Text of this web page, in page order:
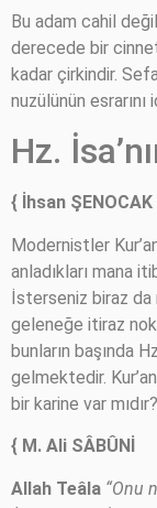
Bu adam cahil
derecede bir
kadar çirkindir.
nuzülünün
Hz.
{ İhsan ŞENOCAK
Modernistler
anladıkları mana
İsterseniz biraz
geleneğe itiraz
bunların başında
gelmektedir.
bir karine var mıdır?
{ M. Ali SÂBÛNİ
Allah Teâla “Onu